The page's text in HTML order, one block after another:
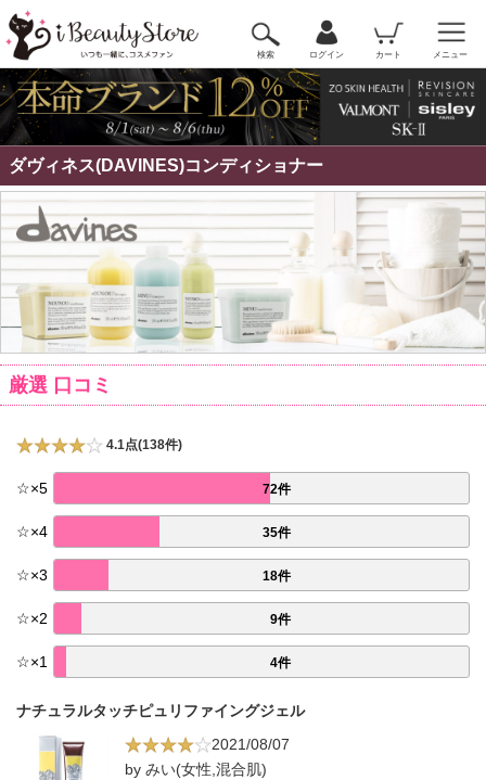
検索 ログイン カート メニュー
ダヴィネス(DAVINES)コンディショナー
厳選 口コミ
4.1点(138件)
☆×5 72件
☆×4 35件
☆×3 18件
☆×2 9件
☆×1 4件
ナチュラルタッチピュリファイングジェル
2021/08/07
by みい(女性,混合肌)